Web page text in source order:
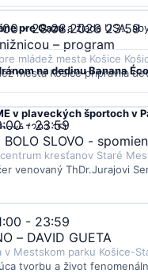
pre Gazua žiada USA,
na dedinu Banana
v plaveckých športoch v
(292,15).
na Ukrajine , čo pred
jazdy kamiónov v nedele
reťazce presunom
- 28.08.2026 23:59
– program
mládež mesta Košice
mesta Košice pripravila
- 23:59
BOLO SLOVO -
kresťanov Staré
venovaný ThDr.Jurajovi
- 23:59
– DAVID GUETA
v Mestskom parku Košice-
tvorbu a život